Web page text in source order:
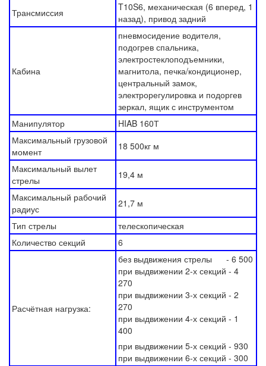
Трансмиссия
T10S6, механическая (6 вперед, 1
назад), привод задний
Кабина
пневмосидение водителя,
подогрев спальника,
электростеклоподъемники,
магнитола, печка/кондиционер,
центральный замок,
электрорегулировка и подоргев
зеркал, ящик с инструментом
Манипулятор
HIAB 160Т
Максимальный грузовой
момент
18 500кг м
Максимальный вылет
стрелы
19,4 м
Максимальный рабочий
радиус
21,7 м
Тип стрелы
телескопическая
Количество секций
6
Расчётная нагрузка:
без выдвижения стрелы - 6 500
при выдвижении 2-х секций - 4
270
при выдвижении 3-х секций - 2
270
при выдвижении 4-х секций - 1
400
при выдвижении 5-х секций - 930
при выдвижении 6-х секций - 300